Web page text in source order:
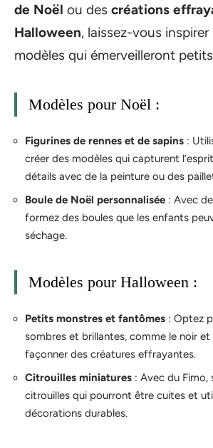
de Noël ou des créations
Halloween, laissez-vous inspirer
modèles qui émerveilleront
Modèles pour Noël :
Figurines de rennes et de sapins :
créer des modèles qui capturent
détails avec de la peinture ou des
Boule de Noël personnalisée : Avec
formez des boules que les enfants
séchage.
Modèles pour Halloween :
Petits monstres et fantômes : Optez
sombres et brillantes, comme le noir
façonner des créatures effrayantes.
Citrouilles miniatures : Avec du
citrouilles qui pourront être cuites et
décorations durables.